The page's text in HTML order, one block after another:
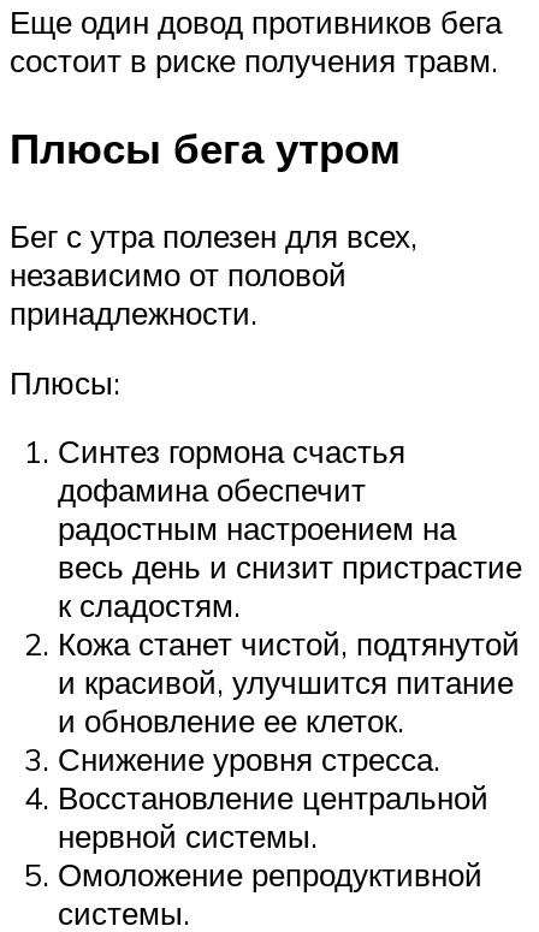
Еще один довод противников бега
состоит в риске получения травм.
Плюсы бега утром
Бег с утра полезен для всех,
независимо от половой
принадлежности.
Плюсы:
Синтез гормона счастья
дофамина обеспечит
радостным настроением на
весь день и снизит пристрастие
к сладостям.
Кожа станет чистой, подтянутой
и красивой, улучшится питание
и обновление ее клеток.
Снижение уровня стресса.
Восстановление центральной
нервной системы.
Омоложение репродуктивной
системы.